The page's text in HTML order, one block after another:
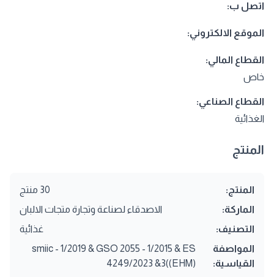
اتصل ب:
الموقع الالكتروني:
القطاع المالي:
خاص
القطاع الصناعي:
الغذائية
المنتج
المنتج:
30 منتج
الماركة:
الاصدقاء لصناعة وتجارة متجات الالبان
التصنيف:
غذائية
المواصفة
القياسية:
smiic - 1/2019 & GSO 2055 - 1/2015 & ES
4249/2023 &3((EHM)